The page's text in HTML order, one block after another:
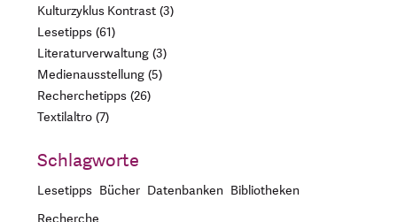
Kulturzyklus Kontrast 3
Lesetipps 61
Literaturverwaltung 3
Medienausstellung 5
Recherchetipps 26
Textilaltro 7
Schlagworte
Lesetipps Bücher Datenbanken Bibliotheken